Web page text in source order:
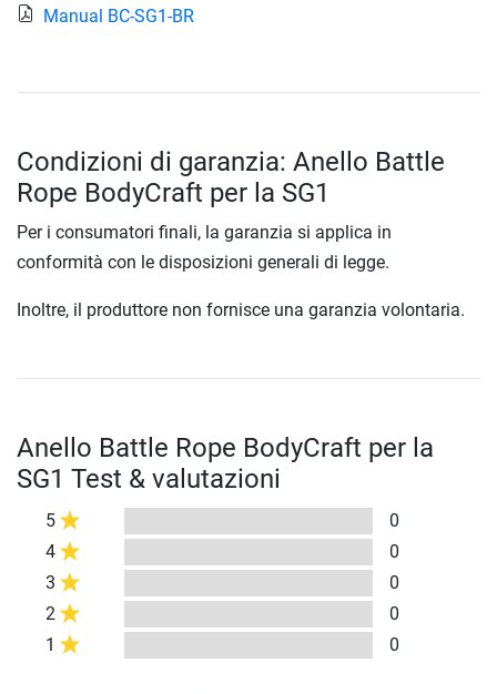
Manual BC-SG1-BR
Condizioni di garanzia: Anello Battle
Rope BodyCraft per la SG1
Per i consumatori finali, la garanzia si applica in
conformità con le disposizioni generali di legge.
Inoltre, il produttore non fornisce una garanzia volontaria.
Anello Battle Rope BodyCraft per la
SG1 Test & valutazioni
5
0
4
0
3
0
2
0
1
0